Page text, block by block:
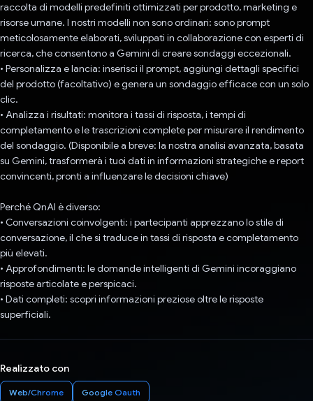
raccolta di modelli predefiniti ottimizzati per prodotto, marketing e
risorse umane. I nostri modelli non sono ordinari: sono prompt
meticolosamente elaborati, sviluppati in collaborazione con esperti di
ricerca, che consentono a Gemini di creare sondaggi eccezionali.
• Personalizza e lancia: inserisci il prompt, aggiungi dettagli specifici
del prodotto (facoltativo) e genera un sondaggio efficace con un solo
clic.
• Analizza i risultati: monitora i tassi di risposta, i tempi di
completamento e le trascrizioni complete per misurare il rendimento
del sondaggio. (Disponibile a breve: la nostra analisi avanzata, basata
su Gemini, trasformerà i tuoi dati in informazioni strategiche e report
convincenti, pronti a influenzare le decisioni chiave)
Perché QnAI è diverso:
• Conversazioni coinvolgenti: i partecipanti apprezzano lo stile di
conversazione, il che si traduce in tassi di risposta e completamento
più elevati.
• Approfondimenti: le domande intelligenti di Gemini incoraggiano
risposte articolate e perspicaci.
• Dati completi: scopri informazioni preziose oltre le risposte
superficiali.
Realizzato con
Web/Chrome Google Oauth